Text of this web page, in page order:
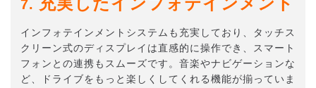
7. 充実したインフォテインメント
インフォテインメントシステムも充実しており、タッチス
クリーン式のディスプレイは直感的に操作でき、スマート
フォンとの連携もスムーズです。音楽やナビゲーションな
ど、ドライブをもっと楽しくしてくれる機能が揃っていま